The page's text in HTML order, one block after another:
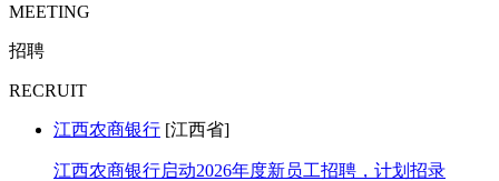
MEETING
招聘
RECRUIT
江西农商银行 [江西省]
江西农商银行启动2026年度新员工招聘，计划招录